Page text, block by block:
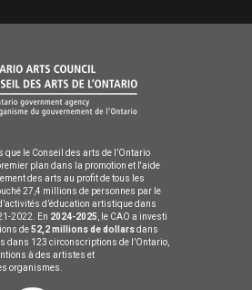
que le Conseil des arts de l’Ontario
plan dans la promotion et l'aide
des arts au profit de tous les
27,4 millions de personnes par le
d’éducation artistique dans
2022. En 2024-2025
, le CAO a investi
de52,2 millions de dollarsdans
dans 123 circonscriptions de l’Ontario,
à des artistes et
organismes.